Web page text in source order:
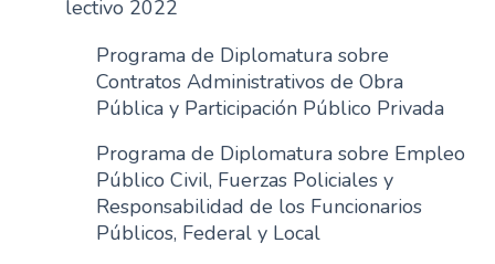
l
lectivo 2022
Programa de Diplomatura sobre
Contratos Administrativos de Obra
Pública y Participación Público Privada
Programa de Diplomatura sobre Empleo
Público Civil, Fuerzas Policiales y
Responsabilidad de los Funcionarios
Públicos, Federal y Local